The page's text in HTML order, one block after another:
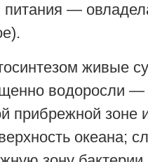
питания —
живые
водоросли
прибрежной зоне
океана;